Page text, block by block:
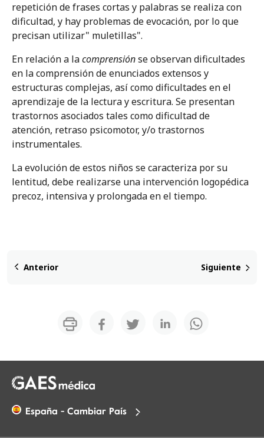
repetición de frases cortas y palabras se realiza con
dificultad, y hay problemas de evocación, por lo que
precisan utilizar" muletillas".
En relación a lacomprensiónse observan dificultades
en la comprensión de enunciados extensos y
estructuras complejas, así como dificultades en el
aprendizaje de la lectura y escritura. Se presentan
trastornos asociados tales como dificultad de
atención, retraso psicomotor, y/o trastornos
instrumentales.
La evolución de estos niños se caracteriza por su
lentitud, debe realizarse una intervención logopédica
precoz, intensiva y prolongada en el tiempo.
Anterior Siguiente
España - Cambiar País